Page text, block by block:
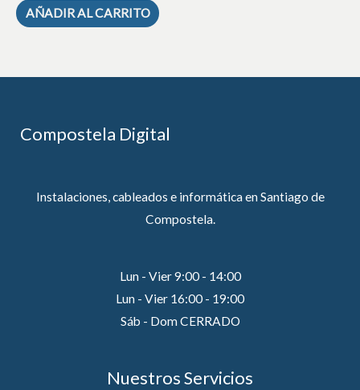
AÑADIR AL CARRITO
Compostela Digital
Instalaciones, cableados e informática en Santiago de
Compostela.
Lun - Vier 9:00 - 14:00
Lun - Vier 16:00 - 19:00
Sáb - Dom CERRADO
Nuestros Servicios